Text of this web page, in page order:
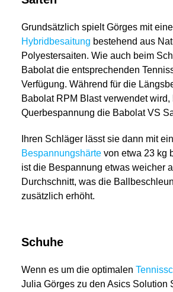
Grundsätzlich spielt Görges mit
Hybridbesaitung bestehend aus
Polyestersaiten. Wie auch beim
Babolat die entsprechenden
Verfügung. Während für die
Babolat RPM Blast verwendet wird,
Querbespannung die Babolat VS
Ihren Schläger lässt sie dann mit
Bespannungshärtevon etwa 23 kg
ist die Bespannung etwas weicher
Durchschnitt, was die
zusätzlich erhöht.
Schuhe
Wenn es um die optimalen
Julia Görges zu den Asics Solution